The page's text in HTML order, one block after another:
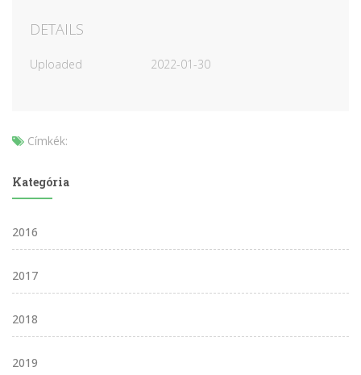
DETAILS
Uploaded 2022-01-30
Címkék:
Kategória
2016
2017
2018
2019